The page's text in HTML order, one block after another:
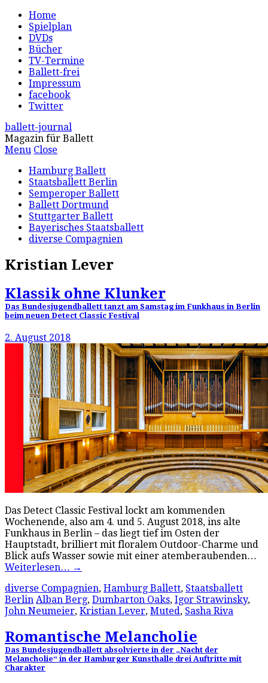
Home
Spielplan
DVDs
Bücher
TV-Termine
Ballett-frei
Impressum
facebook
Twitter
ballett-journal
Magazin für Ballett
Menu Close
Hamburg Ballett
Staatsballett Berlin
Semperoper Ballett
Ballett Dortmund
Stuttgarter Ballett
Bayerisches Staatsballett
diverse Compagnien
Kristian Lever
Klassik ohne Klunker
Das Bundesjugendballett tanzt am Samstag im Funkhaus in Berlin
beim neuen Detect Classic Festival
2. August 2018
Das Detect Classic Festival lockt am kommenden
Wochenende, also am 4. und 5. August 2018, ins alte
Funkhaus in Berlin – das liegt tief im Osten der
Hauptstadt, brilliert mit floralem Outdoor-Charme und
Blick aufs Wasser sowie mit einer atemberaubenden…
Weiterlesen… →
diverse Compagnien, Hamburg Ballett, Staatsballett
Berlin Alban Berg, Dumbarton Oaks, Igor Strawinsky,
John Neumeier, Kristian Lever, Muted, Sasha Riva
Romantische Melancholie
Das Bundesjugendballett absolvierte in der „Nacht der
Melancholie“ in der Hamburger Kunsthalle drei Auftritte mit
Charakter